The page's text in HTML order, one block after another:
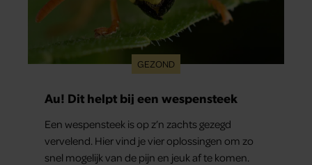
GEZOND
Au! Dit helpt bij een wespensteek
Een wespensteek is op z’n zachts gezegd
vervelend. Hier vind je vier oplossingen om zo
snel mogelijk van de pijn en jeuk af te komen.